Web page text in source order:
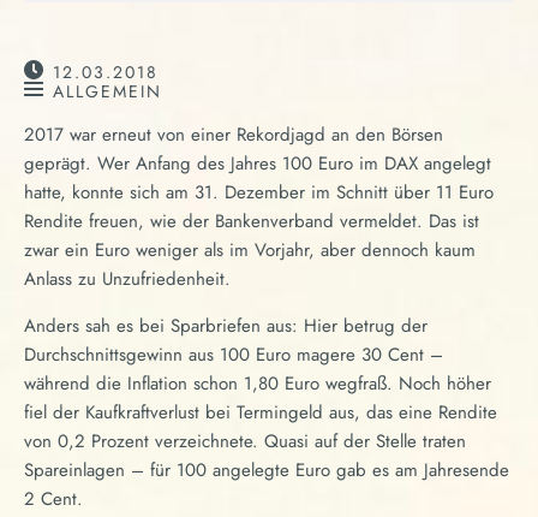
12.03.2018
ALLGEMEIN
2017 war erneut von einer Rekordjagd an den Börsen
geprägt. Wer Anfang des Jahres 100 Euro im DAX angelegt
hatte, konnte sich am 31. Dezember im Schnitt über 11 Euro
Rendite freuen, wie der Bankenverband vermeldet. Das ist
zwar ein Euro weniger als im Vorjahr, aber dennoch kaum
Anlass zu Unzufriedenheit.
Anders sah es bei Sparbriefen aus: Hier betrug der
Durchschnittsgewinn aus 100 Euro magere 30 Cent –
während die Inflation schon 1,80 Euro wegfraß. Noch höher
fiel der Kaufkraftverlust bei Termingeld aus, das eine Rendite
von 0,2 Prozent verzeichnete. Quasi auf der Stelle traten
Spareinlagen – für 100 angelegte Euro gab es am Jahresende
2 Cent.